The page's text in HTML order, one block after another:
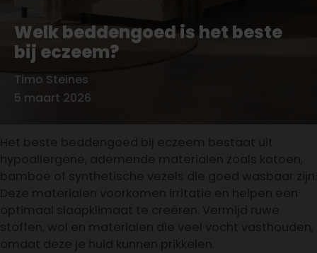
Welk beddengoed is het beste
bij eczeem?
Door
Timo Steines
5 maart 2026
Het beste beddengoed bij eczeem bestaat uit
hypoallergene, ademende materialen zoals katoen,
bamboe of synthetische vezels die goed wasbaar zijn.
Deze materialen voorkomen irritatie en helpen een
optimaal slaapklimaat te creëren. Vermijd ruwe
stoffen, wol en materialen die veel vocht vasthouden,
omdat deze je huid kunnen prikkelen.